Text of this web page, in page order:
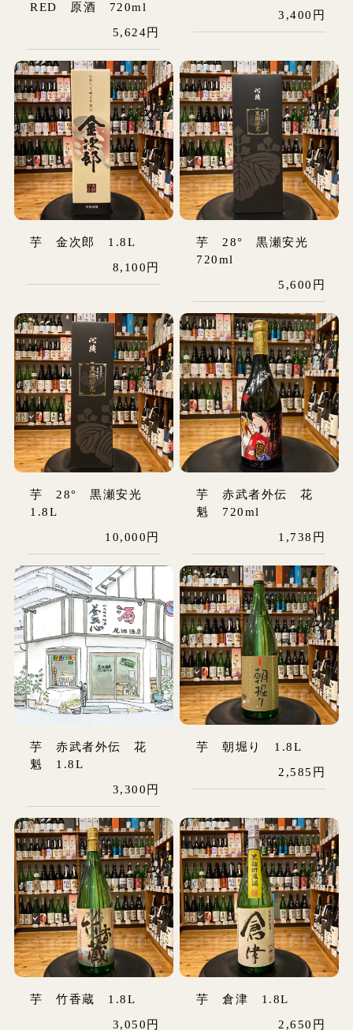
RED 原酒 720ml
5,624円
3,400円
芋 金次郎 1.8L
8,100円
芋 28° 黒瀬安光
720ml
5,600円
芋 28° 黒瀬安光
1.8L
10,000円
芋 赤武者外伝 花
魁 720ml
1,738円
芋 赤武者外伝 花
魁 1.8L
3,300円
芋 朝堀り 1.8L
2,585円
芋 竹香蔵 1.8L
3,050円
芋 倉津 1.8L
2,650円